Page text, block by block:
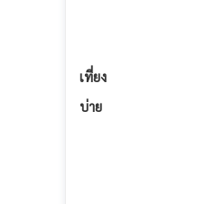
เที่ยง
บ่าย